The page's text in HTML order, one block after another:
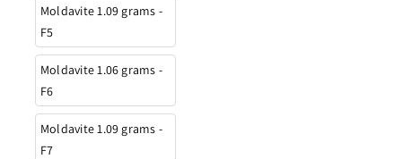
Moldavite 1.09 grams -
F5
Moldavite 1.06 grams -
F6
Moldavite 1.09 grams -
F7